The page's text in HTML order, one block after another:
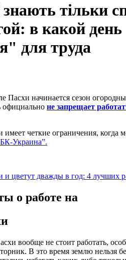
тільки
в какой
для труда
официально не запрещает
имеет четкие ограничения,
Украина”.
и цветут дважды в год: 4
о работе на
вообще не стоит работать,
В это время землю нельзя